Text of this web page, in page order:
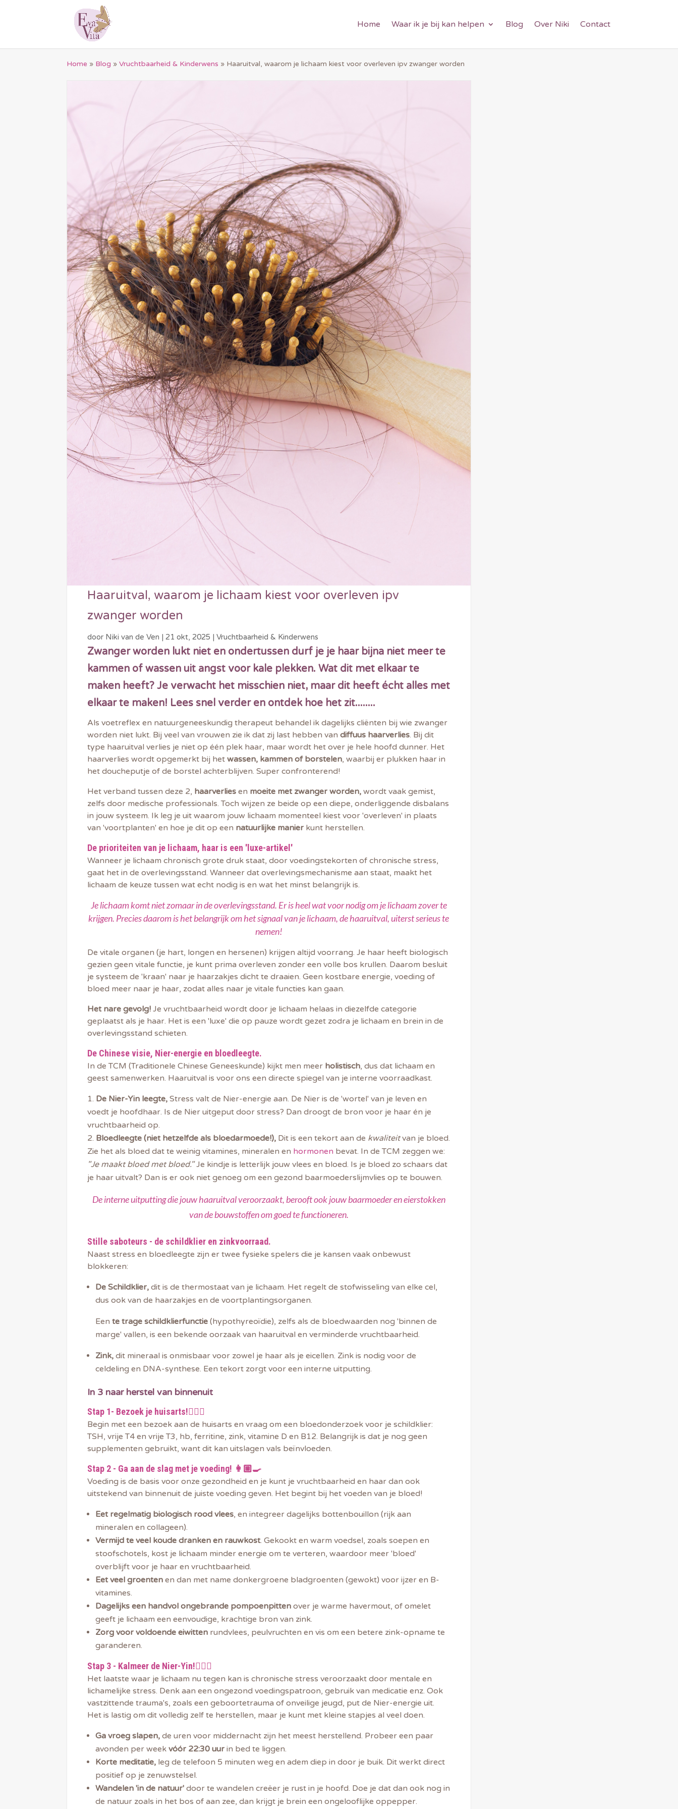
Home Waar ik je bij kan helpen Blog Over Niki Contact
Home » Blog » Vruchtbaarheid & Kinderwens » Haaruitval, waarom je lichaam kiest voor overleven ipv zwanger worden
Haaruitval, waarom je lichaam kiest voor overleven ipv
zwanger worden
door Niki van de Ven | 21 okt, 2025 | Vruchtbaarheid & Kinderwens
Zwanger worden lukt niet en ondertussen durf je je haar bijna niet meer te
kammen of wassen uit angst voor kale plekken. Wat dit met elkaar te
maken heeft? Je verwacht het misschien niet, maar dit heeft écht alles met
elkaar te maken! Lees snel verder en ontdek hoe het zit........
Als voetreflex en natuurgeneeskundig therapeut behandel ik dagelijks cliënten bij wie zwanger
worden niet lukt. Bij veel van vrouwen zie ik dat zij last hebben van diffuus haarverlies. Bij dit
type haaruitval verlies je niet op één plek haar, maar wordt het over je hele hoofd dunner. Het
haarverlies wordt opgemerkt bij het wassen, kammen of borstelen, waarbij er plukken haar in
het doucheputje of de borstel achterblijven. Super confronterend!
Het verband tussen deze 2, haarverliesen moeite met zwanger worden,wordt vaak gemist,
zelfs door medische professionals. Toch wijzen ze beide op een diepe, onderliggende disbalans
in jouw systeem. Ik leg je uit waarom jouw lichaam momenteel kiest voor 'overleven' in plaats
van 'voortplanten' en hoe je dit op een natuurlijke manierkunt herstellen.
De prioriteiten van je lichaam, haar is een 'luxe-artikel'
Wanneer je lichaam chronisch grote druk staat, door voedingstekorten of chronische stress,
gaat het in de overlevingsstand. Wanneer dat overlevingsmechanisme aan staat, maakt het
lichaam de keuze tussen wat echt nodig is en wat het minst belangrijk is.
Je lichaam komt niet zomaar in de overlevingsstand. Er is heel wat voor nodig om je lichaam zover te
krijgen. Precies daarom is het belangrijk om het signaal van je lichaam, de haaruitval, uiterst serieus te
nemen!
De vitale organen (je hart, longen en hersenen) krijgen altijd voorrang. Je haar heeft biologisch
gezien geen vitale functie, je kunt prima overleven zonder een volle bos krullen. Daarom besluit
je systeem de 'kraan' naar je haarzakjes dicht te draaien. Geen kostbare energie, voeding of
bloed meer naar je haar, zodat alles naar je vitale functies kan gaan.
Het nare gevolg!Je vruchtbaarheid wordt door je lichaam helaas in diezelfde categorie
geplaatst als je haar. Het is een 'luxe' die op pauze wordt gezet zodra je lichaam en brein in de
overlevingsstand schieten.
De Chinese visie, Nier-energie en bloedleegte.
In de TCM (Traditionele Chinese Geneeskunde) kijkt men meer holistisch, dus dat lichaam en
geest samenwerken. Haaruitval is voor ons een directe spiegel van je interne voorraadkast.
De Nier-Yin leegte,Stress valt de Nier-energie aan. De Nier is de 'wortel' van je leven en
voedt je hoofdhaar. Is de Nier uitgeput door stress? Dan droogt de bron voor je haar én je
vruchtbaarheid op.
Bloedleegte (niet hetzelfde als bloedarmoede!),Dit is een tekort aan de kwaliteitvan je bloed.
Zie het als bloed dat te weinig vitamines, mineralen en hormonen bevat. In de TCM zeggen we:
"Je maakt bloed met bloed."Je kindje is letterlijk jouw vlees en bloed. Is je bloed zo schaars dat
je haar uitvalt? Dan is er ook niet genoeg om een gezond baarmoederslijmvlies op te bouwen.
De interne uitputting die jouw haaruitval veroorzaakt, berooft ook jouw baarmoeder en eierstokken
van de bouwstoffen om goed te functioneren.
Stille saboteurs - de schildklier en zinkvoorraad.
Naast stress en bloedleegte zijn er twee fysieke spelers die je kansen vaak onbewust
blokkeren:
De Schildklier,dit is de thermostaat van je lichaam. Het regelt de stofwisseling van elke cel,
dus ook van de haarzakjes en de voortplantingsorganen.
Een te trage schildklierfunctie (hypothyreoïdie), zelfs als de bloedwaarden nog 'binnen de
marge' vallen, is een bekende oorzaak van haaruitval en verminderde vruchtbaarheid.
Zink,dit mineraal is onmisbaar voor zowel je haar als je eicellen. Zink is nodig voor de
celdeling en DNA-synthese. Een tekort zorgt voor een interne uitputting.
In 3 naar herstel van binnenuit
Stap 1- Bezoek je huisarts!👩🏻‍⚕️
Begin met een bezoek aan de huisarts en vraag om een bloedonderzoek voor je schildklier:
TSH, vrije T4 en vrije T3, hb, ferritine, zink, vitamine D en B12. Belangrijk is dat je nog geen
supplementen gebruikt, want dit kan uitslagen vals beïnvloeden.
Stap 2 - Ga aan de slag met je voeding! 👩🏼‍🍳
Voeding is de basis voor onze gezondheid en je kunt je vruchtbaarheid en haar dan ook
uitstekend van binnenuit de juiste voeding geven. Het begint bij het voeden van je bloed!
Eet regelmatig biologisch rood vlees, en integreer dagelijks bottenbouillon (rijk aan
mineralen en collageen).
Vermijd te veel koude dranken en rauwkost. Gekookt en warm voedsel, zoals soepen en
stoofschotels, kost je lichaam minder energie om te verteren, waardoor meer 'bloed'
overblijft voor je haar en vruchtbaarheid.
Eet veel groentenen dan met name donkergroene bladgroenten (gewokt) voor ijzer en B-
vitamines.
Dagelijks een handvol ongebrande pompoenpittenover je warme havermout, of omelet
geeft je lichaam een eenvoudige, krachtige bron van zink.
Zorg voor voldoende eiwittenrundvlees, peulvruchten en vis om een betere zink-opname te
garanderen.
Stap 3 - Kalmeer de Nier-Yin!🧘🏽‍♀️
Het laatste waar je lichaam nu tegen kan is chronische stress veroorzaakt door mentale en
lichamelijke stress. Denk aan een ongezond voedingspatroon, gebruik van medicatie enz. Ook
vastzittende trauma's, zoals een geboortetrauma of onveilige jeugd, put de Nier-energie uit.
Het is lastig om dit volledig zelf te herstellen, maar je kunt met kleine stapjes al veel doen.
Ga vroeg slapen,de uren voor middernacht zijn het meest herstellend. Probeer een paar
avonden per week vóór 22:30 uurin bed te liggen.
Korte meditatie,leg de telefoon 5 minuten weg en adem diep in door je buik. Dit werkt direct
positief op je zenuwstelsel.
Wandelen 'in de natuur' door te wandelen creëer je rust in je hoofd. Doe je dat dan ook nog in
de natuur zoals in het bos of aan zee, dan krijgt je brein een ongelooflijke oppepper.